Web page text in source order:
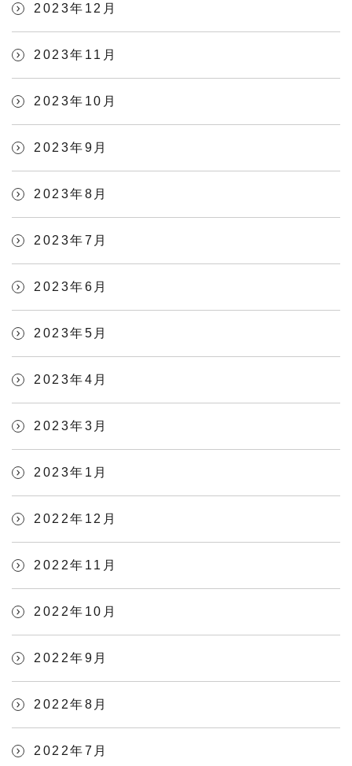
2023年12月
2023年11月
2023年10月
2023年9月
2023年8月
2023年7月
2023年6月
2023年5月
2023年4月
2023年3月
2023年1月
2022年12月
2022年11月
2022年10月
2022年9月
2022年8月
2022年7月